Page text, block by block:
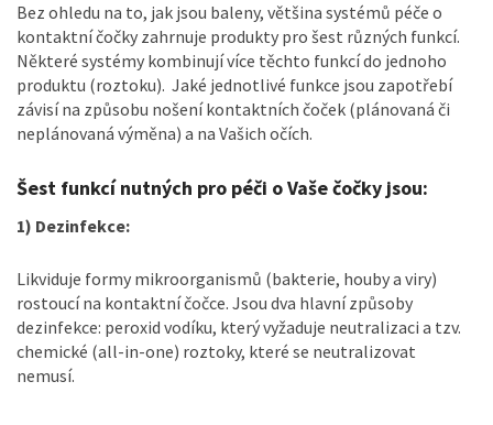
Bez ohledu na to, jak jsou baleny, většina systémů péče o
kontaktní čočky zahrnuje produkty pro šest různých funkcí.
Některé systémy kombinují více těchto funkcí do jednoho
produktu (roztoku). Jaké jednotlivé funkce jsou zapotřebí
závisí na způsobu nošení kontaktních čoček (plánovaná či
neplánovaná výměna) a na Vašich očích.
Šest funkcí nutných pro péči o Vaše čočky jsou:
1) Dezinfekce:
Likviduje formy mikroorganismů (bakterie, houby a viry)
rostoucí na kontaktní čočce. Jsou dva hlavní způsoby
dezinfekce: peroxid vodíku, který vyžaduje neutralizaci a tzv.
chemické (all-in-one) roztoky, které se neutralizovat
nemusí.